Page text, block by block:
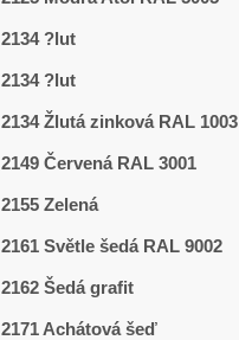
2134 ?lut
2134 ?lut
2134 Žlutá zinková RAL 1003
2149 Červená RAL 3001
2155 Zelená
2161 Světle šedá RAL 9002
2162 Šedá grafit
2171 Achátová šeď